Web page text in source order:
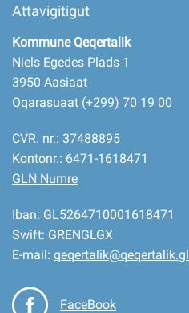
Attavigitigut
Kommune Qeqertalik
Niels Egedes Plads 1
3950 Aasiaat
Oqarasuaat (+299) 70 19 00
CVR. nr.: 37488895
Kontonr.: 6471-1618471
GLN Numre
Iban: GL5264710001618471
Swift: GRENGLGX
E-mail: qeqertalik@qeqertalik.gl
FaceBook